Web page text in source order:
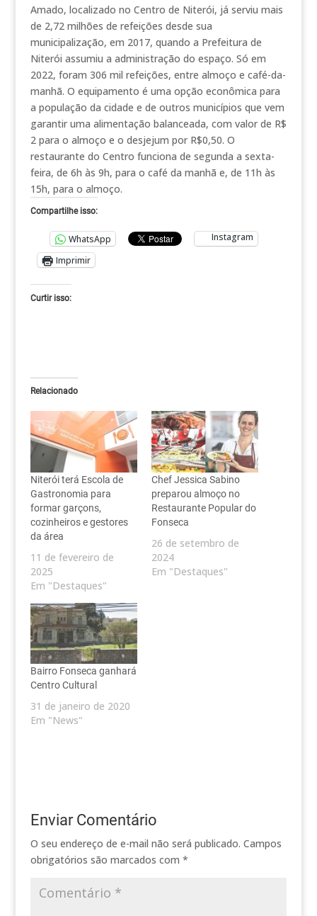
Amado, localizado no Centro de Niterói, já serviu mais
de 2,72 milhões de refeições desde sua
municipalização, em 2017, quando a Prefeitura de
Niterói assumiu a administração do espaço. Só em
2022, foram 306 mil refeições, entre almoço e café-da-
manhã. O equipamento é uma opção econômica para
a população da cidade e de outros municípios que vem
garantir uma alimentação balanceada, com valor de R$
2 para o almoço e o desjejum por R$0,50. O
restaurante do Centro funciona de segunda a sexta-
feira, de 6h às 9h, para o café da manhã e, de 11h às
15h, para o almoço.
Compartilhe isso:
WhatsApp
Instagram
Imprimir
Curtir isso:
Relacionado
Niterói terá Escola de
Gastronomia para
formar garçons,
cozinheiros e gestores
da área
11 de fevereiro de
2025
Em "Destaques"
Chef Jessica Sabino
preparou almoço no
Restaurante Popular do
Fonseca
26 de setembro de
2024
Em "Destaques"
Bairro Fonseca ganhará
Centro Cultural
31 de janeiro de 2020
Em "News"
Enviar Comentário
O seu endereço de e-mail não será publicado. Campos
obrigatórios são marcados com *